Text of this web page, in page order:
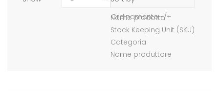
Ordinamento -/+
Nome prodotto
Stock Keeping Unit (SKU)
Categoria
Nome produttore